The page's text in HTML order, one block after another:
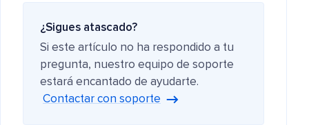
¿Sigues atascado?
Si este artículo no ha respondido a tu
pregunta, nuestro equipo de soporte
estará encantado de ayudarte.
Contactar con soporte